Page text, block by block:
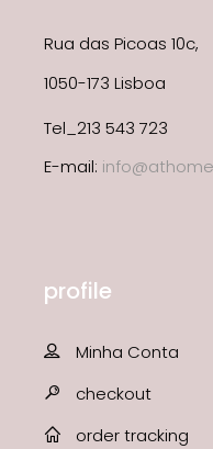
Rua das Picoas 10c,
1050-173 Lisboa
Tel_213 543 723
E-mail:
profile
Minha Conta
checkout
order tracking